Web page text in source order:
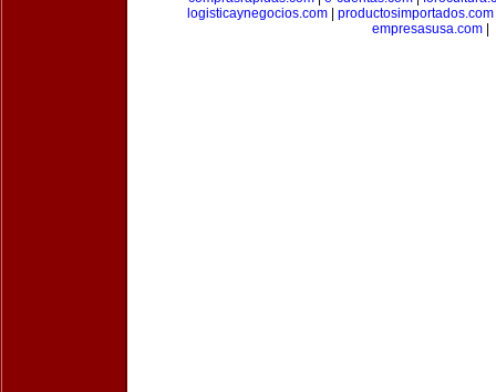
logisticaynegocios.com
productosimportados.com
empresasusa.com